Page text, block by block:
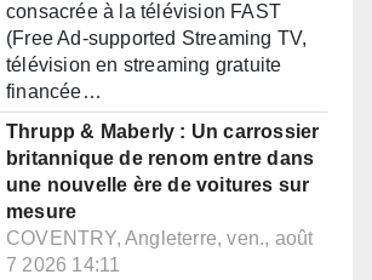
consacrée à la télévision FAST
(Free Ad-supported Streaming TV,
télévision en streaming gratuite
financée…
Thrupp & Maberly : Un carrossier
britannique de renom entre dans
une nouvelle ère de voitures sur
mesure
COVENTRY, Angleterre, ven., août
7 2026 14:11